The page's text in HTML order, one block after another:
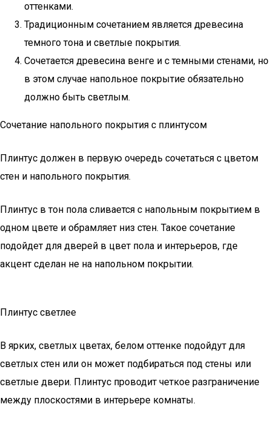
оттенками.
Традиционным сочетанием является древесина
темного тона и светлые покрытия.
Сочетается древесина венге и с темными стенами, но
в этом случае напольное покрытие обязательно
должно быть светлым.
Сочетание напольного покрытия с плинтусом
Плинтус должен в первую очередь сочетаться с цветом
стен и напольного покрытия.
Плинтус в тон пола сливается с напольным покрытием в
одном цвете и обрамляет низ стен. Такое сочетание
подойдет для дверей в цвет пола и интерьеров, где
акцент сделан не на напольном покрытии.
Плинтус светлее
В ярких, светлых цветах, белом оттенке подойдут для
светлых стен или он может подбираться под стены или
светлые двери. Плинтус проводит четкое разграничение
между плоскостями в интерьере комнаты.